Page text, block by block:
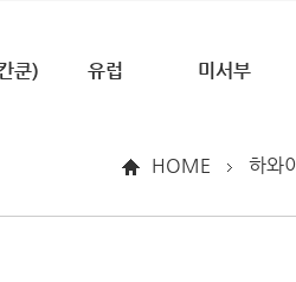
쿤) 유럽 미서부
HOME 하와이